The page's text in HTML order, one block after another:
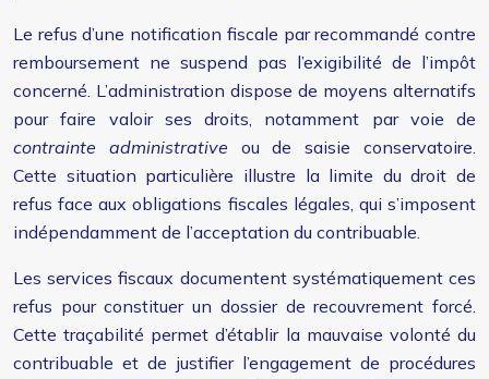
Le refus d’une notification fiscale par recommandé contre
remboursement ne suspend pas l’exigibilité de l’impôt
concerné. L’administration dispose de moyens alternatifs
pour faire valoir ses droits, notamment par voie de
contrainte administrative ou de saisie conservatoire.
Cette situation particulière illustre la limite du droit de
refus face aux obligations fiscales légales, qui s’imposent
indépendamment de l’acceptation du contribuable.
Les services fiscaux documentent systématiquement ces
refus pour constituer un dossier de recouvrement forcé.
Cette traçabilité permet d’établir la mauvaise volonté du
contribuable et de justifier l’engagement de procédures